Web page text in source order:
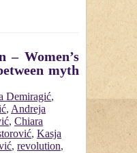
– Women’s
myth
Demiragić,
, Andreja
, Chiara
, Kasja
, revolution,